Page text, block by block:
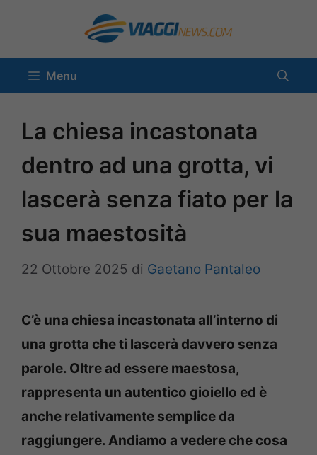
contenuto
Menu
La chiesa incastonata
dentro ad una grotta, vi
lascerà senza fiato per la
sua maestosità
22 Ottobre 2025 di Gaetano Pantaleo
C’è una chiesa incastonata all’interno di
una grotta che ti lascerà davvero senza
parole. Oltre ad essere maestosa,
rappresenta un autentico gioiello ed è
anche relativamente semplice da
raggiungere. Andiamo a vedere che cosa